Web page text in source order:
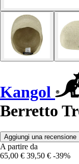
Kangol
Berretto
Aggiungi una recensione
A partire da
65,00 € 39,50 € -39%